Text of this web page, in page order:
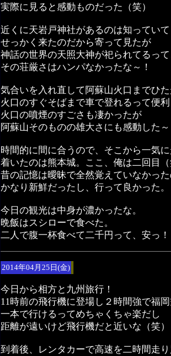
実際に見ると感動ものだった（笑）
近くに天岩戸神社があるのは知っていて
せっかく来たのだから寄って見たが
神話の世界の天照大神が祀られてるっ
その荘厳さはハンパなかったな～！
気合いを入れ直して阿蘇山火口までひ
火口のすぐそばまで車で登れるって便
火口の噴煙のすごさも凄かったが
阿蘇山そのものの雄大さにも感動した
時間的に間に合うので、そこから一気
着いたのは熊本城。ここ、俺は二回目
昔の記憶は曖昧で全然覚えていなかっ
かなり新鮮だったし、行って良かった。
今日の観光は中身が濃かったな。
晩飯はスシローで食べた。
二人で腹一杯食べて二千円って、安っ！
2014年04月25日(金)
今日から相方と九州旅行！
11時前の飛行機に登場し２時間強で福
一本で行けるってめちゃくちゃ楽だし
距離が遠いけど飛行機だと近いな（笑）
到着後、レンタカーで高速を二時間走